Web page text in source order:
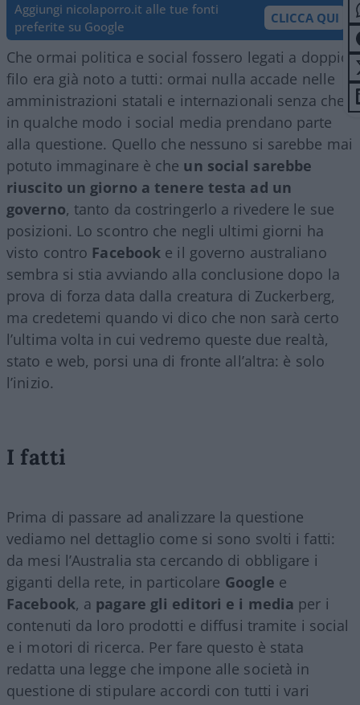
Aggiungi nicolaporro.it alle tue fonti
preferite su Google
CLICCA QUI
Che ormai politica e social fossero legati a doppio
filo era già noto a tutti: ormai nulla accade nelle
amministrazioni statali e internazionali senza che
in qualche modo i social media prendano parte
alla questione. Quello che nessuno si sarebbe mai
potuto immaginare è che un social sarebbe
riuscito un giorno a tenere testa ad un
governo, tanto da costringerlo a rivedere le sue
posizioni. Lo scontro che negli ultimi giorni ha
visto contro Facebook e il governo australiano
sembra si stia avviando alla conclusione dopo la
prova di forza data dalla creatura di Zuckerberg,
ma credetemi quando vi dico che non sarà certo
l’ultima volta in cui vedremo queste due realtà,
stato e web, porsi una di fronte all’altra: è solo
l’inizio.
I fatti
Prima di passare ad analizzare la questione
vediamo nel dettaglio come si sono svolti i fatti:
da mesi l’Australia sta cercando di obbligare i
giganti della rete, in particolare Google e
Facebook, a pagare gli editori e i media per i
contenuti da loro prodotti e diffusi tramite i social
e i motori di ricerca. Per fare questo è stata
redatta una legge che impone alle società in
questione di stipulare accordi con tutti i vari